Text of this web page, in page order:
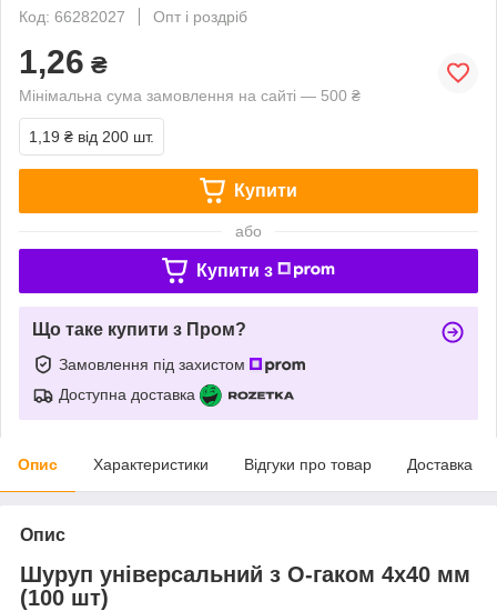
Код: 66282027
Опт і роздріб
1,26 ₴
Мінімальна сума замовлення на сайті — 500 ₴
1,19 ₴ від 200 шт.
Купити
або
Купити з
Що таке купити з Пром?
Замовлення під захистом
Доступна доставка
Опис Характеристики Відгуки про товар Доставка
Опис
Шуруп універсальний з О-гаком 4x40 мм
(100 шт)